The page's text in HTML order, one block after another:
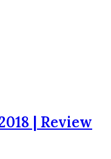
| Review